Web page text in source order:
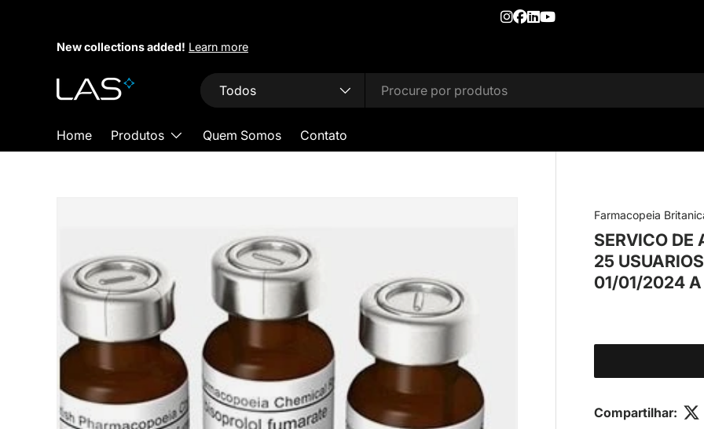
New collections added! Learn more
Busca
Tipo do produto
Todos
Home Produtos Quem Somos Contato
Farmacopeia
SERVICO DE
25
01/01/2024
Compartilhar: